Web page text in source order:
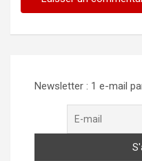
Newsletter : 1 e-mail